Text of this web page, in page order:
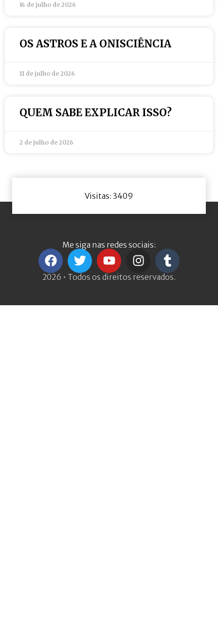
14 de julho de 2026
OS ASTROS E A ONISCIÊNCIA
11 de julho de 2026
QUEM SABE EXPLICAR ISSO?
2 de julho de 2026
Visitas: 3409
Me siga nas redes sociais:
2026 • Todos os direitos reservados.